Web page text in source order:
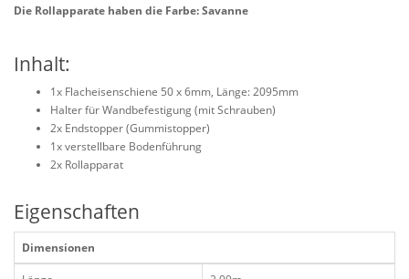
Die Rollapparate haben die Farbe: Savanne
Inhalt:
1x Flacheisenschiene 50 x 6mm, Länge: 2095mm
Halter für Wandbefestigung (mit Schrauben)
2x Endstopper (Gummistopper)
1x verstellbare Bodenführung
2x Rollapparat
Eigenschaften
Dimensionen